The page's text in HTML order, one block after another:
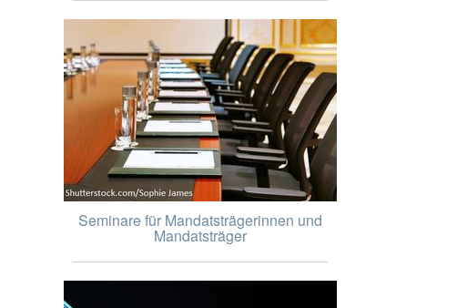
Seminare für Mandatsträgerinnen und
Mandatsträger